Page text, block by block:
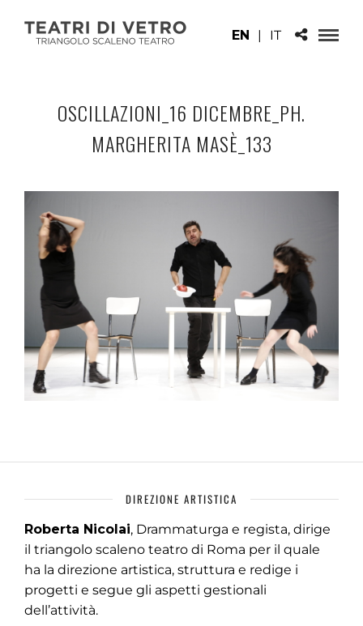
EN | IT
OSCILLAZIONI_16 DICEMBRE_PH.
MARGHERITA MASÈ_133
DIREZIONE ARTISTICA
Roberta Nicolai, Drammaturga e regista, dirige
il triangolo scaleno teatro di Roma per il quale
ha la direzione artistica, struttura e redige i
progetti e segue gli aspetti gestionali
dell’attività.